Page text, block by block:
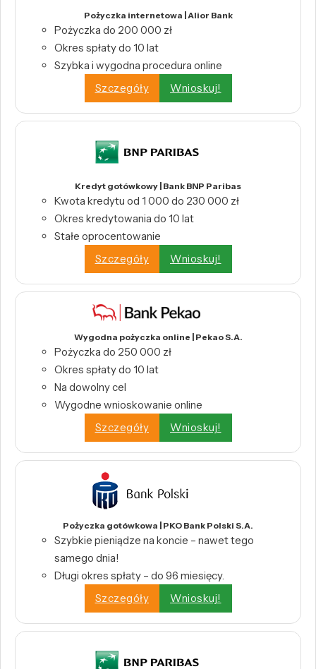
Pożyczka internetowa | Alior Bank
Pożyczka do 200 000 zł
Okres spłaty do 10 lat
Szybka i wygodna procedura online
Szczegóły
Wnioskuj!
Kredyt gotówkowy | Bank BNP Paribas
Kwota kredytu od 1 000 do 230 000 zł
Okres kredytowania do 10 lat
Stałe oprocentowanie
Szczegóły
Wnioskuj!
Wygodna pożyczka online | Pekao S.A.
Pożyczka do 250 000 zł
Okres spłaty do 10 lat
Na dowolny cel
Wygodne wnioskowanie online
Szczegóły
Wnioskuj!
Pożyczka gotówkowa | PKO Bank Polski S.A.
Szybkie pieniądze na koncie – nawet tego
samego dnia!
Długi okres spłaty – do 96 miesięcy.
Szczegóły
Wnioskuj!